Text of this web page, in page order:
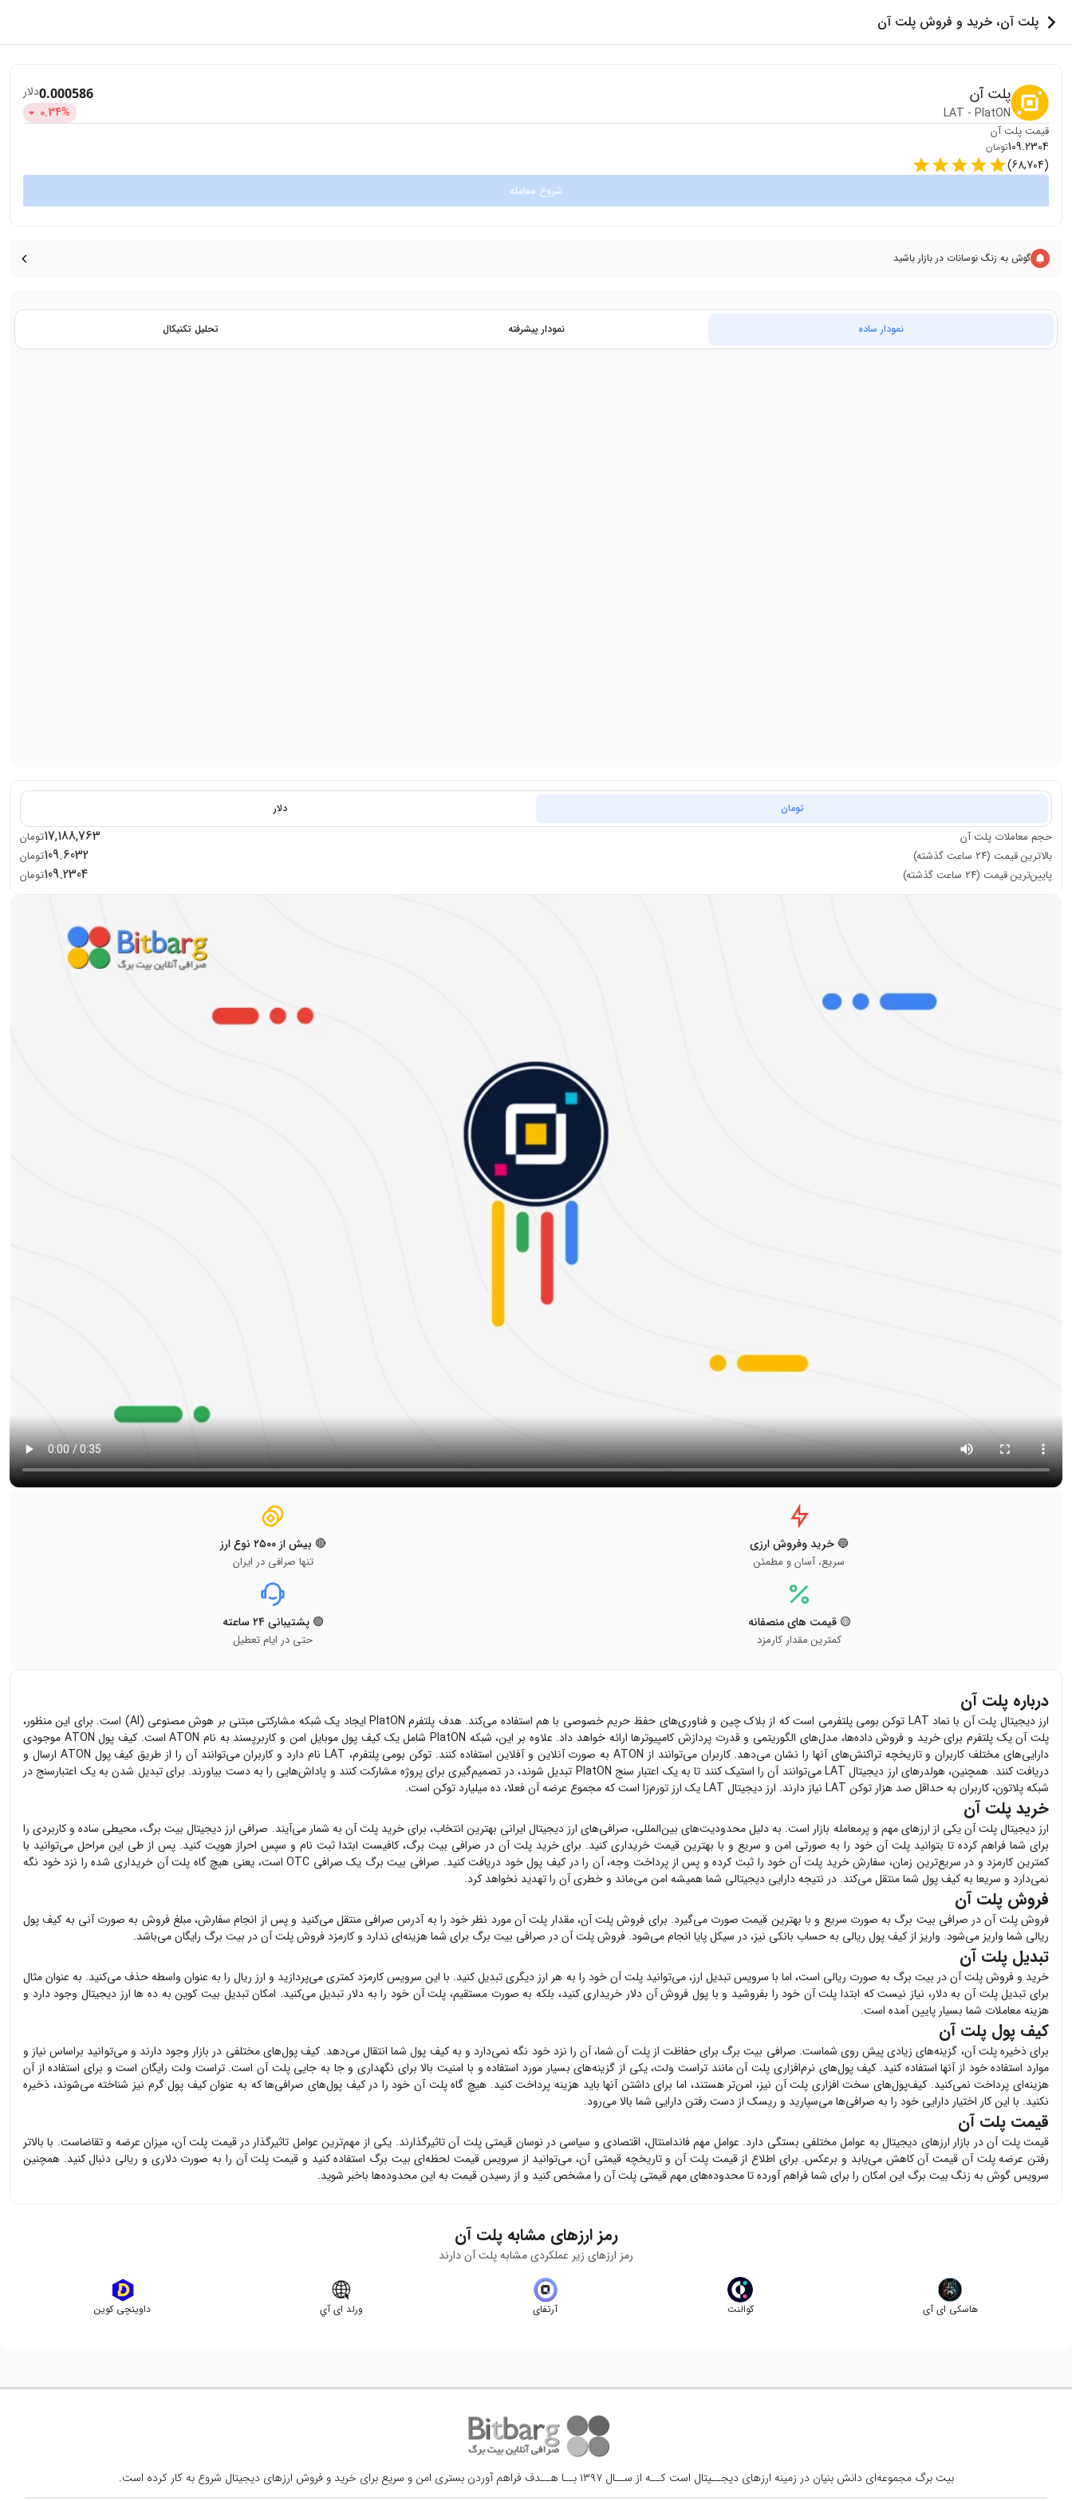
پلت آن، خرید و فروش پلت آن
پلت آن
LAT - PlatON
0.000586دلار
0.34%
قیمت پلت آن
109.2304تومان
(
68,704
)
شروع معامله
گوش به زنگ نوسانات در بازار باشید
نمودار ساده نمودار پیشرفته تحلیل تکنیکال
تومان دلار
حجم معاملات پلت آن 17,188,763تومان
بالاترین قیمت (۲۴ ساعت گذشته)
109.6032تومان
پایین‌ترین قیمت (۲۴ ساعت گذشته)
109.2304تومان
🔵 خرید وفروش ارزی
سریع، آسان و مطمئن
🔴 بیش از ۲۵۰۰ نوع ارز
تنها صرافی در ایران
🟡 قیمت های منصفانه
کمترین مقدار کارمزد
🟢 پشتیبانی ۲۴ ساعته
حتی در ایام تعطیل
درباره پلت آن
ارز دیجیتال پلت آن با نماد LAT توکن بومی پلتفرمی است که از بلاک چین و فناوری‌های حفظ حریم خصوصی با هم استفاده می‌کند. هدف پلتفرم PlatON ایجاد یک شبکه مشارکتی مبتنی بر هوش مصنوعی (AI) است. برای این منظور،
پلت آن یک پلتفرم برای خرید و فروش داده‌ها، مدل‌های الگوریتمی و قدرت پردازش کامپیوترها ارائه خواهد داد. علاوه بر این، شبکه PlatON شامل یک کیف پول موبایل امن و کاربرپسند به نام ATON است. کیف پول ATON موجودی
دارایی‌های مختلف کاربران و تاریخچه تراکنش‌های آنها را نشان می‌دهد. کاربران می‌توانند از ATON به صورت آنلاین و آفلاین استفاده کنند. توکن بومی پلتفرم، LAT نام دارد و کاربران می‌توانند آن را از طریق کیف پول ATON ارسال و
دریافت کنند. همچنین، هولدرهای ارز دیجیتال LAT می‌توانند آن را استیک کنند تا به یک اعتبار سنج PlatON تبدیل شوند، در تصمیم‌گیری برای پروژه مشارکت کنند و پاداش‌هایی را به دست بیاورند. برای تبدیل شدن به یک اعتبارسنج در
شبکه پلاتون، کاربران به حداقل صد هزار توکن LAT نیاز دارند. ارز دیجیتال LAT یک ارز تورم‌زا است که مجموع عرضه آن فعلا، ده میلیارد توکن است.
خرید پلت آن
ارز دیجیتالپلت آنیکی از ارزهای مهم و پرمعامله بازار است. به دلیل محدودیت‌های بین‌المللی، صرافی‌های ارز دیجیتال ایرانی بهترین انتخاب، برای خریدپلت آن به شمار می‌آیند. صرافی ارز دیجیتال بیت برگ، محیطی ساده و کاربردی را
برای شما فراهم کرده تا بتوانید پلت آنخود را به صورتی امن و سریع و با بهترین قیمت خریداری کنید. برای خریدپلت آن در صرافی بیت برگ، کافیست ابتدا ثبت نام و سپس احراز هویت کنید. پس از طی این مراحل می‌توانید با
کمترین کارمزد و در سریع‌ترین زمان، سفارش خرید پلت آن خود را ثبت کرده و پس از پرداخت وجه، آن را در کیف پول خود دریافت کنید. صرافی بیت برگ یک صرافی OTC است، یعنی هیچ گاه پلت آن خریداری شده را نزد خود نگه
نمی‌دارد و سریعا به کیف پول شما منتقل می‌کند. در نتیجه دارایی دیجیتالی شما همیشه امن می‌ماند و خطری آن را تهدید نخواهد کرد.
فروش پلت آن
فروشپلت آندر صرافی بیت برگ به صورت سریع و با بهترین قیمت صورت می‌گیرد. برای فروشپلت آن، مقدار پلت آنمورد نظر خود را به آدرس صرافی منتقل می‌کنید و پس از انجام سفارش، مبلغ فروش به صورت آنی به کیف پول
ریالی شما واریز می‌شود. واریز از کیف پول ریالی به حساب بانکی نیز، در سیکل پایا انجام می‌شود. فروشپلت آندر صرافی بیت برگ برای شما هزینه‌ای ندارد و کارمزد فروشپلت آندر بیت برگ رایگان می‌باشد.
تبدیل پلت آن
خرید و فروشپلت آندر بیت برگ به صورت ریالی است، اما با سرویس تبدیل ارز، می‌توانیدپلت آنخود را به هر ارز دیگری تبدیل کنید. با این سرویس کارمزد کمتری می‌پردازید و ارز ریال را به عنوان واسطه حذف می‌کنید. به عنوان مثال
برای تبدیلپلت آنبه دلار، نیاز نیست که ابتدا پلت آن خود را بفروشید و با پول فروش آن دلار خریداری کنید، بلکه به صورت مستقیم، پلت آن خود را به دلار تبدیل می‌کنید. امکان تبدیل بیت کوین به ده ها ارز دیجیتال وجود دارد و
هزینه معاملات شما بسیار پایین آمده است.
کیف پول پلت آن
برای ذخیرهپلت آن، گزینه‌های زیادی پیش روی شماست. صرافی بیت برگ برای حفاظت ازپلت آنشما، آن را نزد خود نگه نمی‌دارد و به کیف پول شما انتقال می‌دهد. کیف پول‌های مختلفی در بازار وجود دارند و می‌توانید براساس نیاز و
موارد استفاده خود از آنها استفاده کنید. کیف پول‌های نرم‌افزاری پلت آنمانند تراست ولت، یکی از گزینه‌های بسیار مورد استفاده و با امنیت بالا برای نگهداری و جا به جاییپلت آن است. تراست ولت رایگان است و برای استفاده از آن
هزینه‌ای پرداخت نمی‌کنید. کیف‌پول‌های سخت افزاری پلت آن نیز، امن‌تر هستند، اما برای داشتن آنها باید هزینه پرداخت کنید. هیچ گاهپلت آنخود را در کیف پول‌های صرافی‌ها که به عنوان کیف پول گرم نیز شناخته می‌شوند، ذخیره
نکنید. با این کار اختیار دارایی خود را به صرافی‌ها می‌سپارید و ریسک از دست رفتن دارایی شما بالا می‌رود.
قیمت پلت آن
قیمتپلت آندر بازار ارزهای دیجیتال به عوامل مختلفی بستگی دارد. عوامل مهم فاندامنتال، اقتصادی و سیاسی در نوسان قیمتیپلت آن تاثیرگذارند. یکی از مهم‌ترین عوامل تاثیرگذار در قیمت پلت آن، میزان عرضه و تقاضاست. با بالاتر
رفتن عرضهپلت آن قیمت آن کاهش می‌یابد و برعکس. برای اطلاع از قیمتپلت آنو تاریخچه قیمتی آن، می‌توانید از سرویس قیمت لحظه‌ای بیت برگ استفاده کنید و قیمت پلت آن را به صورت دلاری و ریالی دنبال کنید. همچنین
سرویس گوش به زنگ بیت برگ این امکان را برای شما فراهم آورده تا محدوده‌های مهم قیمتی پلت آن را مشخص کنید و از رسیدن قیمت به این محدوده‌ها باخبر شوید.
رمز ارزهای مشابهپلت آن
رمز ارزهای زیر عملکردی مشابهپلت آندارند
هاسکی ای آی کوالنت آرتفای ورلد ای آي داوینچی کوین
بیت برگ مجموعه‌ای دانش بنیان در زمینه ارزهای دیجــیتال است کــه از ســال ۱۳۹۷ بــا هــدف فراهم آوردن بستری امن و سریع برای خرید و فروش ارزهای دیجیتال شروع به کار کرده است.